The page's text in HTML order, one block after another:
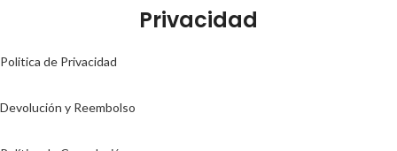
Privacidad
Politica de Privacidad
Devolución y Reembolso